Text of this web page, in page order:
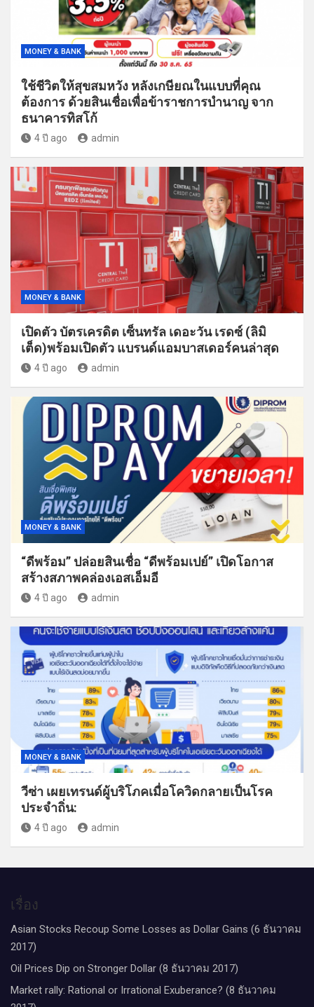
MONEY & BANK
ใช้ชีวิตให้สุขสมหวัง หลังเกษียณในแบบที่คุณ
ต้องการ ด้วยสินเชื่อเพื่อข้าราชการบำนาญ จาก
ธนาคารทิสโก้
4 ปี ago admin
MONEY & BANK
เปิดตัว บัตรเครดิต เซ็นทรัล เดอะวัน เรดซ์ (ลิมิ
เต็ด)พร้อมเปิดตัว แบรนด์แอมบาสเดอร์คนล่าสุด
4 ปี ago admin
MONEY & BANK
“ดีพร้อม” ปล่อยสินเชื่อ “ดีพร้อมเปย์” เปิดโอกาส
สร้างสภาพคล่องเอสเอ็มอี
4 ปี ago admin
MONEY & BANK
วีซ่า เผยเทรนด์ผู้บริโภคเมื่อโควิดกลายเป็นโรค
ประจำถิ่น:
4 ปี ago admin
เรื่อง
Asian Stocks Recoup Some Losses as Dollar Gains (6 ธันวาคม
2017)
Oil Prices Dip on Stronger Dollar (8 ธันวาคม 2017)
Market rally: Rational or Irrational Exuberance? (8 ธันวาคม